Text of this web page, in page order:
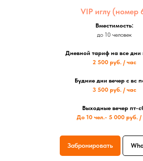
VIP иглу (номер
Вместимость:
до 10 человек
Дневной тариф на все дни
2 500 руб. / час
Будние дни вечер с вс
3 500 руб. / час
Выходные вечер пт-
До 10 чел.- 5 000 руб. /
Забронировать